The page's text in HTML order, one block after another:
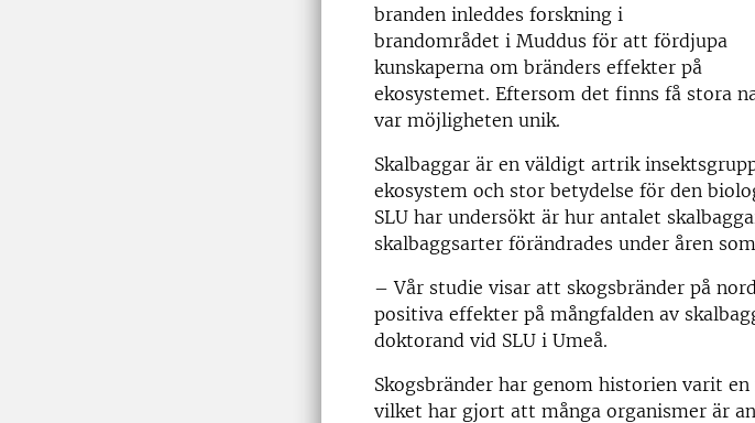
branden inleddes forskning i
brandområdet i Muddus för att fördjupa
kunskaperna om bränders effekter på
ekosystemet. Eftersom det finns få stora
var möjligheten unik.
Skalbaggar är en väldigt artrik
ekosystem och stor betydelse för den
SLU har undersökt är hur antalet
skalbaggsarter förändrades under åren
– Vår studie visar att skogsbränder på
positiva effekter på mångfalden av
doktorand vid SLU i Umeå.
Skogsbränder har genom historien varit
vilket har gjort att många organismer är